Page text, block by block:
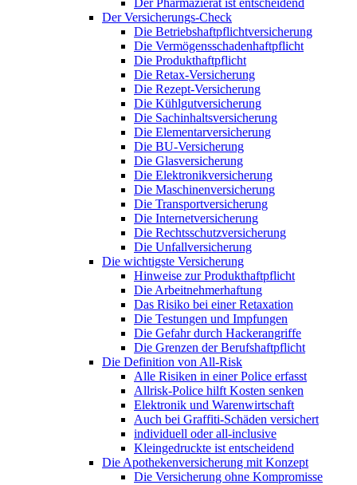
Der Pharmazierat ist entscheidend
Der Versicherungs-Check
Die Betriebshaftpflichtversicherung
Die Vermögensschadenhaftpflicht
Die Produkthaftpflicht
Die Retax-Versicherung
Die Rezept-Versicherung
Die Kühlgutversicherung
Die Sachinhaltsversicherung
Die Elementarversicherung
Die BU-Versicherung
Die Glasversicherung
Die Elektronikversicherung
Die Maschinenversicherung
Die Transportversicherung
Die Internetversicherung
Die Rechtsschutzversicherung
Die Unfallversicherung
Die wichtigste Versicherung
Hinweise zur Produkthaftpflicht
Die Arbeitnehmerhaftung
Das Risiko bei einer Retaxation
Die Testungen und Impfungen
Die Gefahr durch Hackerangriffe
Die Grenzen der Berufshaftpflicht
Die Definition von All-Risk
Alle Risiken in einer Police erfasst
Allrisk-Police hilft Kosten senken
Elektronik und Warenwirtschaft
Auch bei Graffiti-Schäden versichert
individuell oder all-inclusive
Kleingedruckte ist entscheidend
Die Apothekenversicherung mit Konzept
Die Versicherung ohne Kompromisse